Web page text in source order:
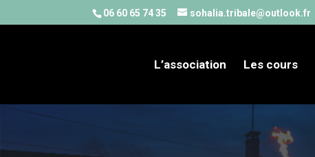
06 60 65 74 35 sohalia.tribale@outlook.fr
L’association Les cours